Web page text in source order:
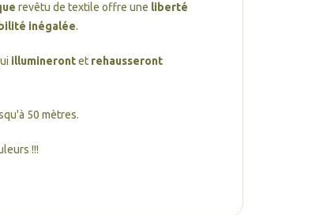
revêtu de textile offre une liberté
inégalée.
illuminerontet rehausseront
50 mètres.
!!!